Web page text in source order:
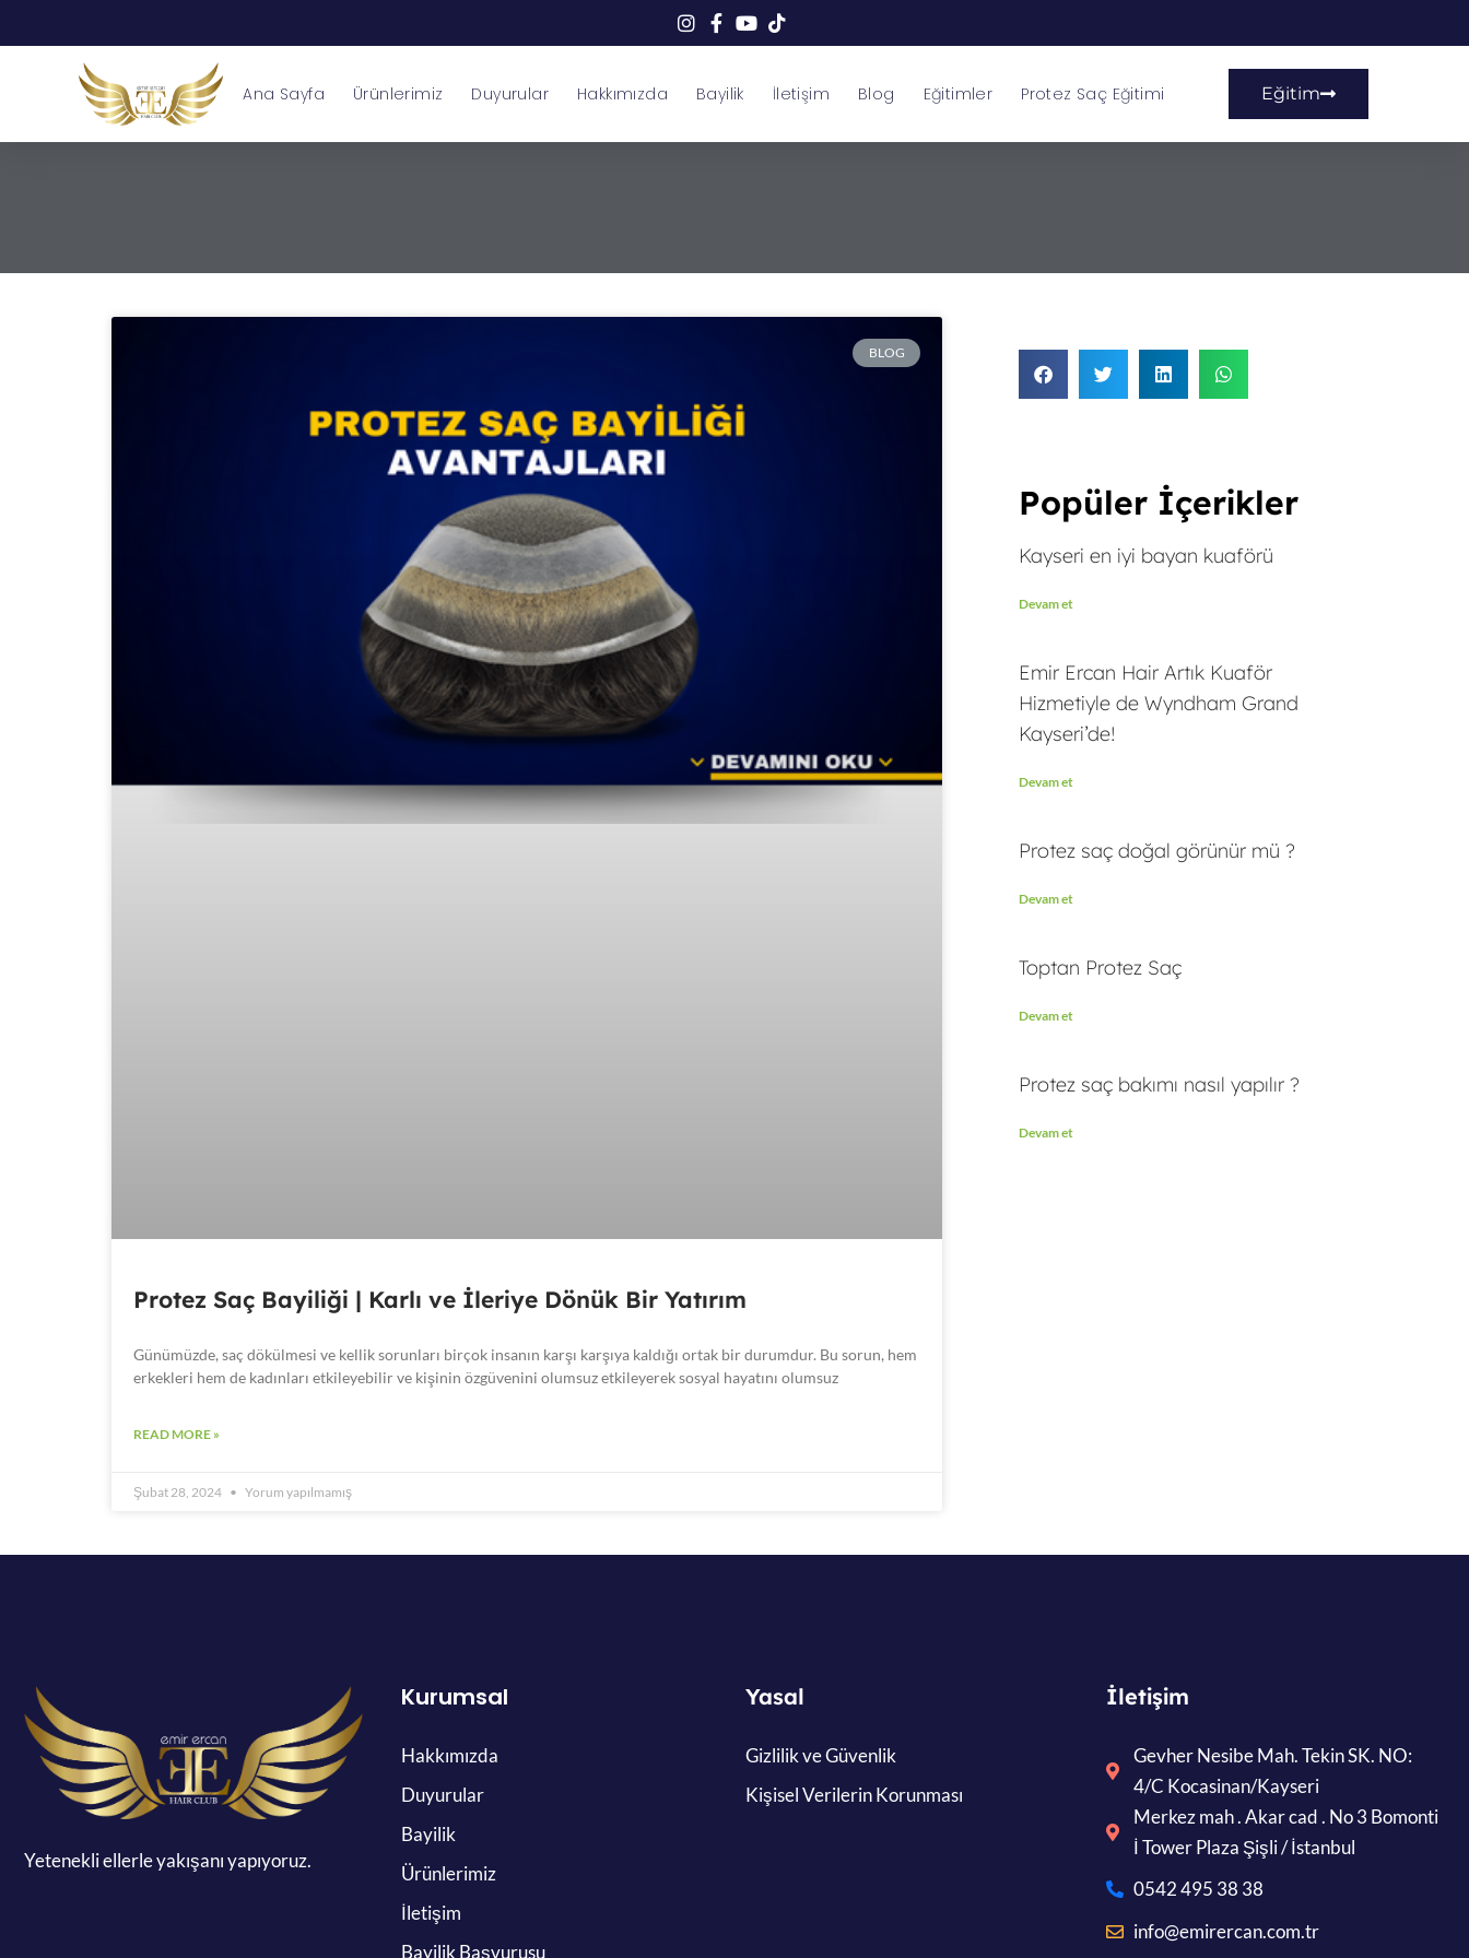
Ana Sayfa Ürünlerimiz Duyurular Hakkımızda Bayilik İletişim Blog Eğitimler Protez Saç Eğitimi Eğitim
BLOG
Protez Saç Bayiliği | Karlı ve İleriye Dönük Bir Yatırım
Günümüzde, saç dökülmesi ve kellik sorunları birçok insanın karşı karşıya kaldığı ortak bir durumdur. Bu sorun, hem
erkekleri hem de kadınları etkileyebilir ve kişinin özgüvenini olumsuz etkileyerek sosyal hayatını olumsuz
READ MORE »
Şubat 28, 2024 Yorum yapılmamış
Popüler İçerikler
Kayseri en iyi bayan kuaförü
Devam et
Emir Ercan Hair Artık Kuaför
Hizmetiyle de Wyndham Grand
Kayseri’de!
Devam et
Protez saç doğal görünür mü ?
Devam et
Toptan Protez Saç
Devam et
Protez saç bakımı nasıl yapılır ?
Devam et
Yetenekli ellerle yakışanı yapıyoruz.
Kurumsal
Hakkımızda
Duyurular
Bayilik
Ürünlerimiz
İletişim
Bayilik Başvurusu
Yasal
Gizlilik ve Güvenlik
Kişisel Verilerin Korunması
İletişim
Gevher Nesibe Mah. Tekin SK. NO:
4/C Kocasinan/Kayseri
Merkez mah . Akar cad . No 3 Bomonti
İ Tower Plaza Şişli / İstanbul
0542 495 38 38
info@emirercan.com.tr